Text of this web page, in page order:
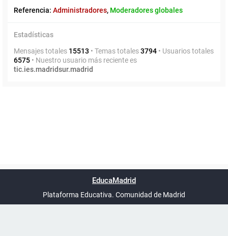
Referencia: Administradores, Moderadores globales
Estadísticas
Mensajes totales 15513 • Temas totales3794 • Usuarios totales
6575 • Nuestro usuario más reciente es
tic.ies.madridsur.madrid
UTC+02:00
phpBB España
EducaMadrid
Plataforma Educativa. Comunidad de Madrid